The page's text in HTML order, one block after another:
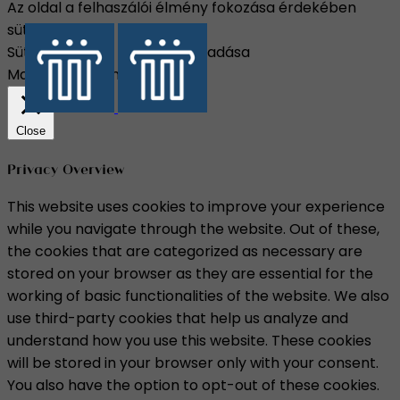
Az oldal a felhaszálói élmény fokozása érdekében
sütiket használ.
Süti beállítások
Összes elfogadása
Manage consent
Close
Privacy Overview
This website uses cookies to improve your experience
while you navigate through the website. Out of these,
the cookies that are categorized as necessary are
stored on your browser as they are essential for the
working of basic functionalities of the website. We also
use third-party cookies that help us analyze and
understand how you use this website. These cookies
will be stored in your browser only with your consent.
You also have the option to opt-out of these cookies.